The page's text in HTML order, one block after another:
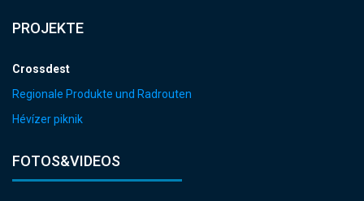
PROJEKTE
Crossdest
Regionale Produkte und Radrouten
Hévízer piknik
FOTOS&VIDEOS